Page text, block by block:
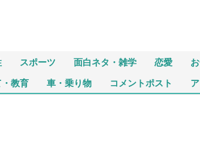
スポーツ 面白ネタ・雑学 恋愛
・教育 車・乗り物 コメントポスト